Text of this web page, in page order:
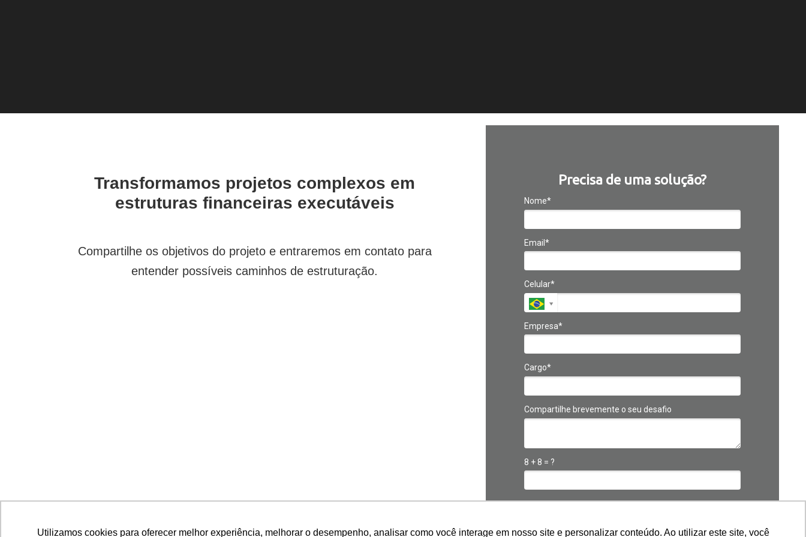
Utilizamos cookies para oferecer melhor experiência, melhorar o desempenho, analisar como você interage em nosso site e personalizar conteúdo. Ao utilizar este site, você
Transformamos projetos complexos em
estruturas financeiras executáveis
Compartilhe os objetivos do projeto e entraremos em contato para
entender possíveis caminhos de estruturação.
Precisa de uma solução?
Nome*
Email*
Celular*
Empresa*
Cargo*
Compartilhe brevemente o seu desafio
8 + 8 = ?